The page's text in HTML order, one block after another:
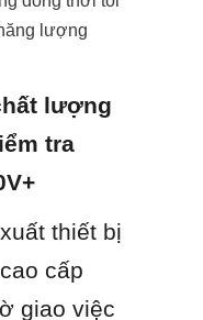
lượng
lượng
tra
thiết bị
cấp
giao việc